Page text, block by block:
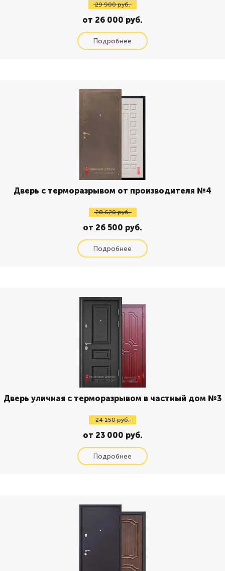
29 900 руб.
от 26 000 руб.
Дверь с терморазрывом от производителя №4
28 620 руб.
от 26 500 руб.
Дверь уличная с терморазрывом в частный дом №3
24 150 руб.
от 23 000 руб.